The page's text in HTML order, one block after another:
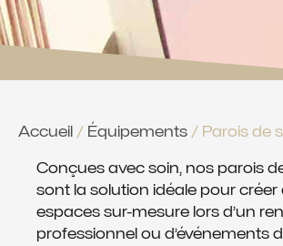
Accueil / Équipements / Parois de
Conçues avec soin, nos parois
sont la solution idéale pour créer
espaces sur-mesure lors d’un
professionnel ou d’événements